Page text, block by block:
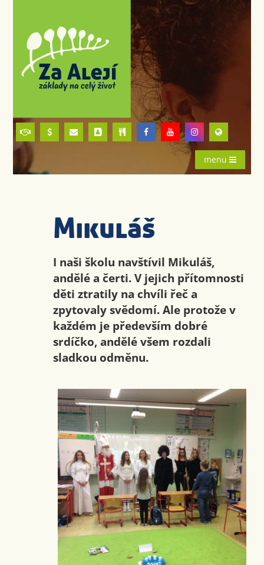
menu
Mikuláš
I naši školu navštívil Mikuláš,
andělé a čerti. V jejich přítomnosti
děti ztratily na chvíli řeč a
zpytovaly svědomí. Ale protože v
každém je především dobré
srdíčko, andělé všem rozdali
sladkou odměnu.